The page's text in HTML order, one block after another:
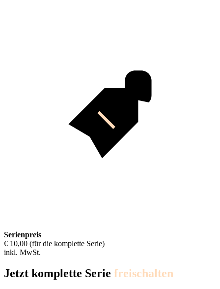
Serienpreis
€ 10,00 (für die komplette Serie)
inkl. MwSt.
Jetzt komplette Serie freischalten